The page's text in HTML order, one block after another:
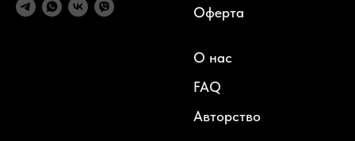
Оферта
О нас
FAQ
Авторство